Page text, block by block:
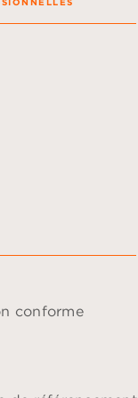
conforme